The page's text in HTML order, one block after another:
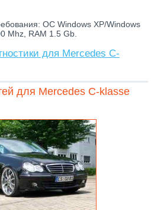
ОС Windows XP/Windows
Mhz, RAM 1.5 Gb.
для Mercedes C-
для Mercedes C-klasse